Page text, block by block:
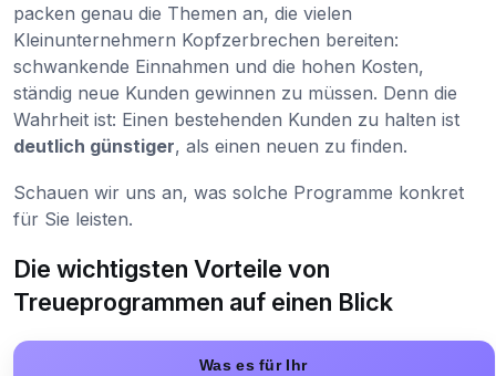
packen genau die Themen an, die vielen
Kleinunternehmern Kopfzerbrechen bereiten:
schwankende Einnahmen und die hohen Kosten,
ständig neue Kunden gewinnen zu müssen. Denn die
Wahrheit ist: Einen bestehenden Kunden zu halten ist
deutlich günstiger, als einen neuen zu finden.
Schauen wir uns an, was solche Programme konkret
für Sie leisten.
Die wichtigsten Vorteile von
Treueprogrammen auf einen Blick
Was es für Ihr